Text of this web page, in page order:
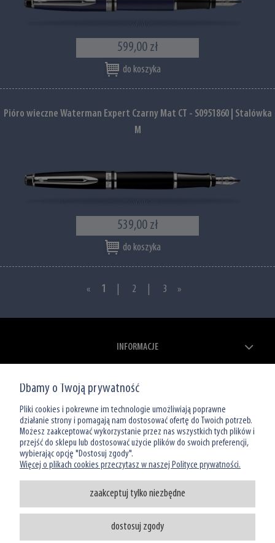
599,00 zł
do koszyka
Pióro wieczne Waterman Expert Czarny Mat CT - S0951860 | Stalówka
M
539,00 zł
do koszyka
« 1 2 3 »
INFORMACJE
MOJE KONTO
O NAS
Dbamy o Twoją prywatność
Pliki cookies i pokrewne im technologie umożliwiają poprawne
działanie strony i pomagają nam dostosować ofertę do Twoich potrzeb.
Możesz zaakceptować wykorzystanie przez nas wszystkich tych plików i
przejść do sklepu lub dostosować użycie plików do swoich preferencji,
wybierając opcję "Dostosuj zgody".
Więcej o plikach cookies przeczytasz w naszej Polityce prywatności.
zaakceptuj tylko niezbędne
dostosuj zgody